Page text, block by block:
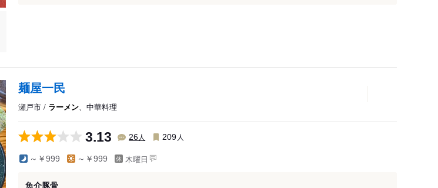
麺屋一民
瀬戸市 / ラーメン、中華料理
3.13 26人 209 人
～￥999 ～￥999 木曜日
魚介豚骨